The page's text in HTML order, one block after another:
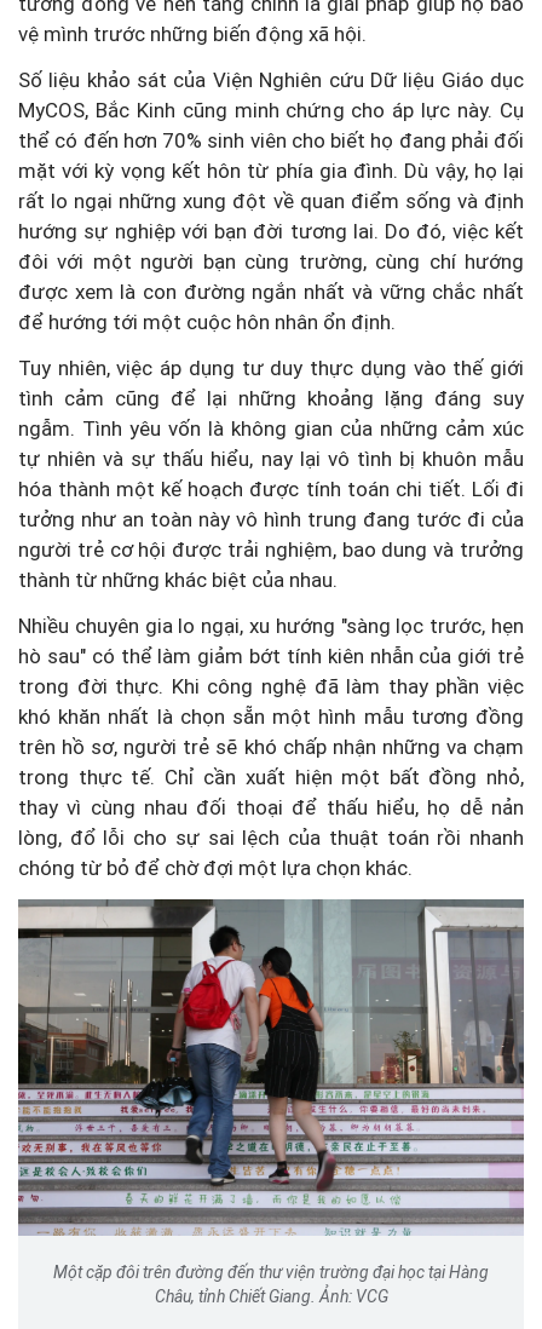
vệ mình trước những biến động xã hội.
Số liệu khảo sát của Viện Nghiên cứu Dữ liệu Giáo dục
MyCOS, Bắc Kinh cũng minh chứng cho áp lực này. Cụ
thể có đến hơn 70% sinh viên cho biết họ đang phải đối
mặt với kỳ vọng kết hôn từ phía gia đình. Dù vậy, họ lại
rất lo ngại những xung đột về quan điểm sống và định
hướng sự nghiệp với bạn đời tương lai. Do đó, việc kết
đôi với một người bạn cùng trường, cùng chí hướng
được xem là con đường ngắn nhất và vững chắc nhất
để hướng tới một cuộc hôn nhân ổn định.
Tuy nhiên, việc áp dụng tư duy thực dụng vào thế giới
tình cảm cũng để lại những khoảng lặng đáng suy
ngẫm. Tình yêu vốn là không gian của những cảm xúc
tự nhiên và sự thấu hiểu, nay lại vô tình bị khuôn mẫu
hóa thành một kế hoạch được tính toán chi tiết. Lối đi
tưởng như an toàn này vô hình trung đang tước đi của
người trẻ cơ hội được trải nghiệm, bao dung và trưởng
thành từ những khác biệt của nhau.
Nhiều chuyên gia lo ngại, xu hướng "sàng lọc trước, hẹn
hò sau" có thể làm giảm bớt tính kiên nhẫn của giới trẻ
trong đời thực. Khi công nghệ đã làm thay phần việc
khó khăn nhất là chọn sẵn một hình mẫu tương đồng
trên hồ sơ, người trẻ sẽ khó chấp nhận những va chạm
trong thực tế. Chỉ cần xuất hiện một bất đồng nhỏ,
thay vì cùng nhau đối thoại để thấu hiểu, họ dễ nản
lòng, đổ lỗi cho sự sai lệch của thuật toán rồi nhanh
chóng từ bỏ để chờ đợi một lựa chọn khác.
Một cặp đôi trên đường đến thư viện trường đại học tại Hàng
Châu, tỉnh Chiết Giang. Ảnh: VCG